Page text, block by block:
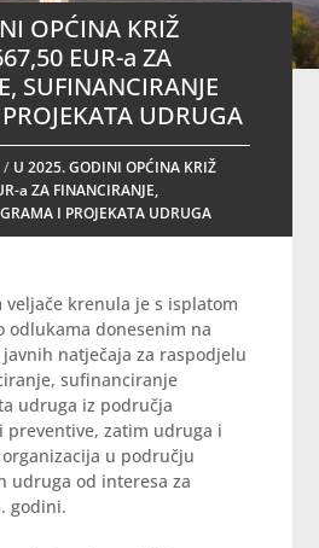
OPĆINA KRIŽ
EUR-a ZA
SUFINANCIRANJE
UDRUGA
/ U 2025. GODINI OPĆINA KRIŽ
a ZA FINANCIRANJE,
I PROJEKATA UDRUGA
veljače krenula je s isplatom
odlukama donesenim na
natječaja za raspodjelu
sufinanciranje
udruga iz područja
preventive, zatim udruga i
u području
udruga od interesa za
godini.